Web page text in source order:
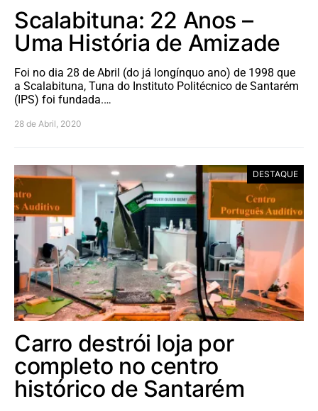
Scalabituna: 22 Anos –
Uma História de Amizade
Foi no dia 28 de Abril (do já longínquo ano) de 1998 que
a Scalabituna, Tuna do Instituto Politécnico de Santarém
(IPS) foi fundada.…
28 de Abril, 2020
DESTAQUE
Carro destrói loja por
completo no centro
histórico de Santarém